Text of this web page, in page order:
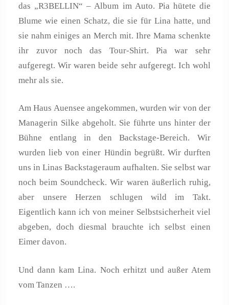
das „R3BELLIN“ – Album im Auto. Pia hütete die
Blume wie einen Schatz, die sie für Lina hatte, und
sie nahm einiges an Merch mit. Ihre Mama schenkte
ihr zuvor noch das Tour-Shirt. Pia war sehr
aufgeregt. Wir waren beide sehr aufgeregt. Ich wohl
mehr als sie.
Am Haus Auensee angekommen, wurden wir von der
Managerin Silke abgeholt. Sie führte uns hinter der
Bühne entlang in den Backstage-Bereich. Wir
wurden lieb von einer Hündin begrüßt. Wir durften
uns in Linas Backstageraum aufhalten. Sie selbst war
noch beim Soundcheck. Wir waren äußerlich ruhig,
aber unsere Herzen schlugen wild im Takt.
Eigentlich kann ich von meiner Selbstsicherheit viel
abgeben, doch diesmal brauchte ich selbst einen
Eimer davon.
Und dann kam Lina. Noch erhitzt und außer Atem
vom Tanzen ….